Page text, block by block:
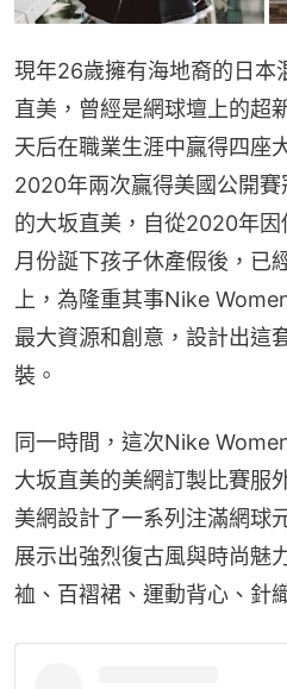
現年26歲擁有海地裔的日本
直美，曾經是網球壇上的超
天后在職業生涯中贏得四座
2020年兩次贏得美國公開
的大坂直美，自從2020年
月份誕下孩子休產假後，已
上，為隆重其事Nike
最大資源和創意，設計出這
裝。
同一時間，這次Nike
大坂直美的美網訂製比賽服
美網設計了一系列注滿網球
展示出強烈復古風與時尚魅
裇、百褶裙、運動背心、針